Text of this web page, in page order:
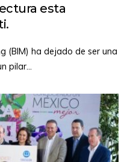
esta
(BIM) ha dejado de ser una
pilar